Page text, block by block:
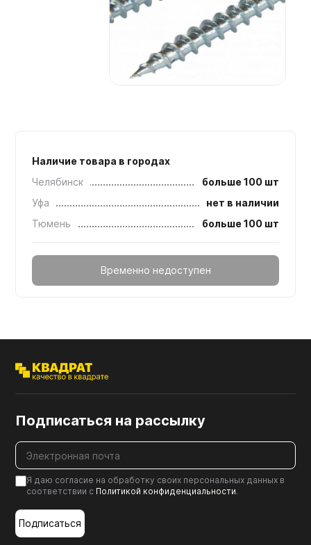
Мебельные образцы, каталоги
Наличие товара в городах
Челябинск
больше 100 шт
Уфа
нет в наличии
Тюмень
больше 100 шт
Временно недоступен
Подписаться на рассылку
Я даю согласие на обработку своих персональных данных в
соответствии с Политикой конфиденциальности.
Подписаться